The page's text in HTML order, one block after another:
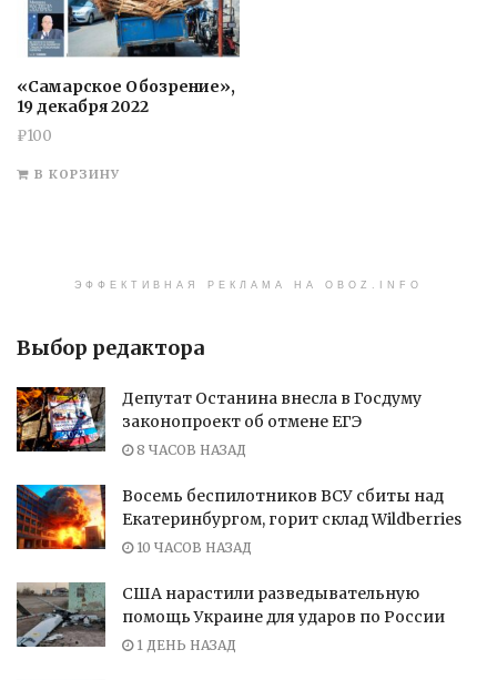
«Самарское Обозрение»,
19 декабря 2022
₽100
В КОРЗИНУ
ЭФФЕКТИВНАЯ РЕКЛАМА НА OBOZ.INFO
Выбор редактора
Депутат Останина внесла в Госдуму
законопроект об отмене ЕГЭ
8 ЧАСОВ НАЗАД
Восемь беспилотников ВСУ сбиты над
Екатеринбургом, горит склад Wildberries
10 ЧАСОВ НАЗАД
США нарастили разведывательную
помощь Украине для ударов по России
1 ДЕНЬ НАЗАД